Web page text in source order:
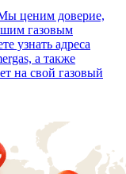
Мы ценим доверие,
газовым
узнать адреса
а также
на свой газовый